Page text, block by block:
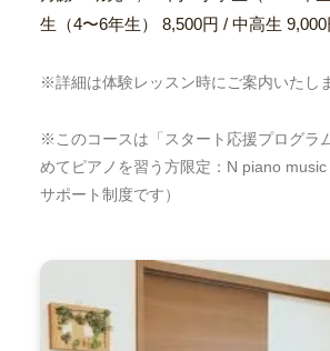
生（4〜6年生） 8,500円 / 中高生 9,000
※詳細は体験レッスン時にご案内いたし
※このコースは「スタート応援プログラ
めてピアノを習う方限定：N piano
サポート制度です）